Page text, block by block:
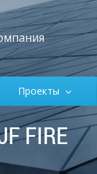
Проекты
FIRE